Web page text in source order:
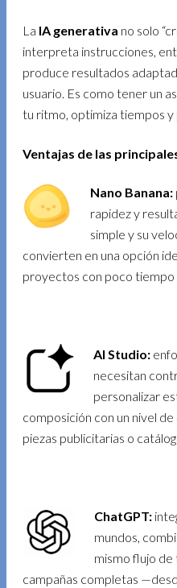
La IA generativa no solo
interpreta instrucciones,
produce resultados
usuario. Es como tener un
tu ritmo, optimiza tiempos y
Ventajas de las
Nano Banana:
rapidez y
simple y su
convierten en una opción
proyectos con poco tiempo
AI Studio:
necesitan
personalizar
composición con un nivel
piezas publicitarias o
ChatGPT:
mundos,
mismo flujo
campañas completas